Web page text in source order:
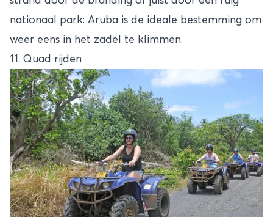
nationaal park: Aruba is de ideale bestemming om
weer eens in het zadel te klimmen.
11. Quad rijden